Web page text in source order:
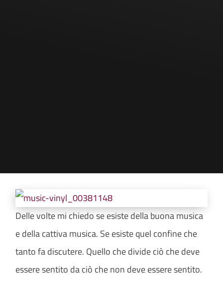
Delle volte mi chiedo se esiste della buona musica
e della cattiva musica. Se esiste quel confine che
tanto fa discutere. Quello che divide ciò che deve
essere sentito da ciò che non deve essere sentito.